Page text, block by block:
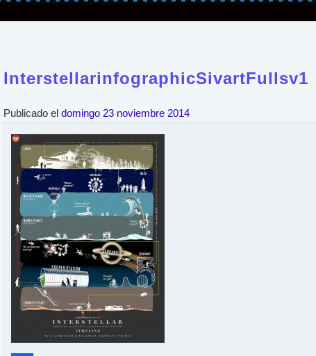
InterstellarinfographicSivartFullsv1
Publicado el domingo 23 noviembre 2014